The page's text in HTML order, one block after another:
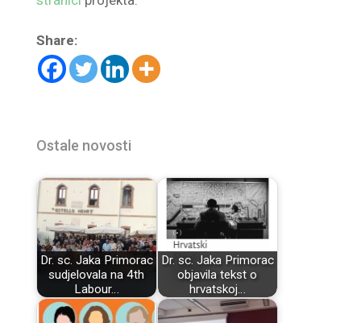
Share:
Ostale novosti
Dr. sc. Jaka Primorac
sudjelovala na 4th
Labour…
Dr. sc. Jaka Primorac
objavila tekst o
hrvatskoj…